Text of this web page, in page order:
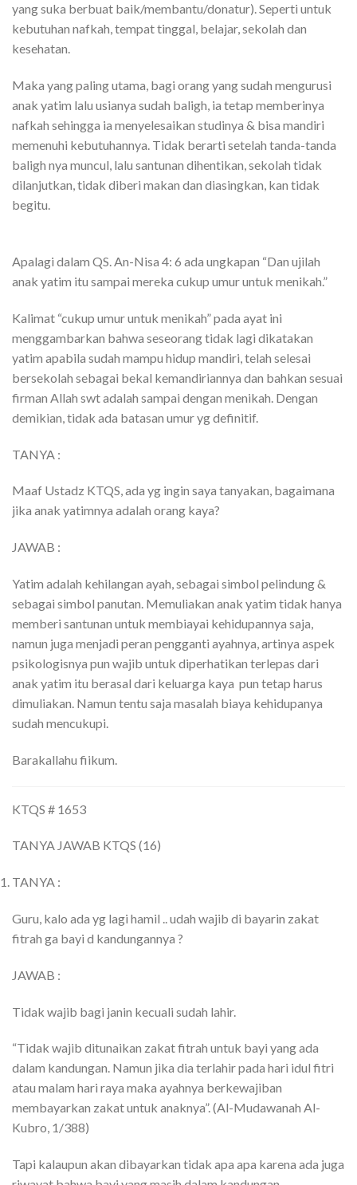
yang suka berbuat baik/membantu/donatur). Seperti untuk
kebutuhan nafkah, tempat tinggal, belajar, sekolah dan
kesehatan.
Maka yang paling utama, bagi orang yang sudah mengurusi
anak yatim lalu usianya sudah baligh, ia tetap memberinya
nafkah sehingga ia menyelesaikan studinya & bisa mandiri
memenuhi kebutuhannya. Tidak berarti setelah tanda-tanda
baligh nya muncul, lalu santunan dihentikan, sekolah tidak
dilanjutkan, tidak diberi makan dan diasingkan, kan tidak
begitu.
Apalagi dalam QS. An-Nisa 4: 6 ada ungkapan “Dan ujilah
anak yatim itu sampai mereka cukup umur untuk menikah.”
Kalimat “cukup umur untuk menikah” pada ayat ini
menggambarkan bahwa seseorang tidak lagi dikatakan
yatim apabila sudah mampu hidup mandiri, telah selesai
bersekolah sebagai bekal kemandiriannya dan bahkan sesuai
firman Allah swt adalah sampai dengan menikah. Dengan
demikian, tidak ada batasan umur yg definitif.
TANYA :
Maaf Ustadz KTQS, ada yg ingin saya tanyakan, bagaimana
jika anak yatimnya adalah orang kaya?
JAWAB :
Yatim adalah kehilangan ayah, sebagai simbol pelindung &
sebagai simbol panutan. Memuliakan anak yatim tidak hanya
memberi santunan untuk membiayai kehidupannya saja,
namun juga menjadi peran pengganti ayahnya, artinya aspek
psikologisnya pun wajib untuk diperhatikan terlepas dari
anak yatim itu berasal dari keluarga kaya pun tetap harus
dimuliakan. Namun tentu saja masalah biaya kehidupanya
sudah mencukupi.
Barakallahu fiikum.
KTQS # 1653
TANYA JAWAB KTQS (16)
TANYA :
Guru, kalo ada yg lagi hamil .. udah wajib di bayarin zakat
fitrah ga bayi d kandungannya ?
JAWAB :
Tidak wajib bagi janin kecuali sudah lahir.
“Tidak wajib ditunaikan zakat fitrah untuk bayi yang ada
dalam kandungan. Namun jika dia terlahir pada hari idul fitri
atau malam hari raya maka ayahnya berkewajiban
membayarkan zakat untuk anaknya”. (Al-Mudawanah Al-
Kubro, 1/388)
Tapi kalaupun akan dibayarkan tidak apa apa karena ada juga